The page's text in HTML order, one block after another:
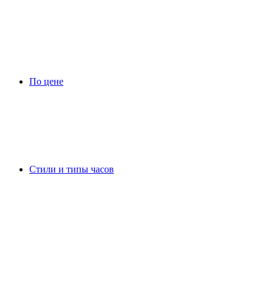
По цене
Стили и типы часов